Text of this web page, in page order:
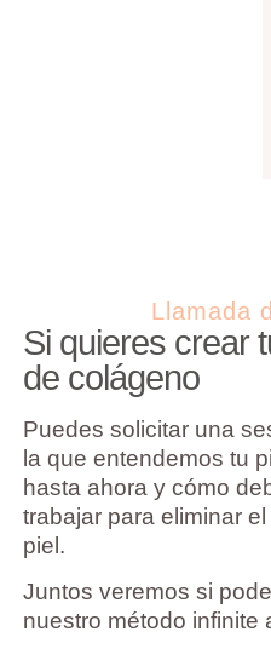
Llamada
Si quieres crear
de colágeno
Puedes solicitar una
la que entendemos tu
hasta ahora y cómo
trabajar para eliminar
piel.
Juntos veremos si
nuestro método infinite